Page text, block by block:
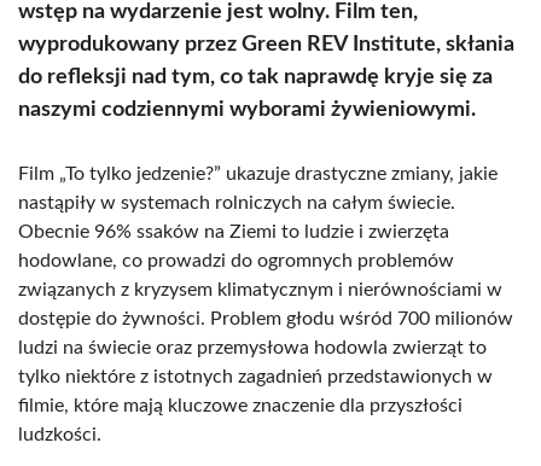
wstęp na wydarzenie jest wolny. Film ten,
wyprodukowany przez Green REV Institute, skłania
do refleksji nad tym, co tak naprawdę kryje się za
naszymi codziennymi wyborami żywieniowymi.
Film „To tylko jedzenie?” ukazuje drastyczne zmiany, jakie
nastąpiły w systemach rolniczych na całym świecie.
Obecnie 96% ssaków na Ziemi to ludzie i zwierzęta
hodowlane, co prowadzi do ogromnych problemów
związanych z kryzysem klimatycznym i nierównościami w
dostępie do żywności. Problem głodu wśród 700 milionów
ludzi na świecie oraz przemysłowa hodowla zwierząt to
tylko niektóre z istotnych zagadnień przedstawionych w
filmie, które mają kluczowe znaczenie dla przyszłości
ludzkości.